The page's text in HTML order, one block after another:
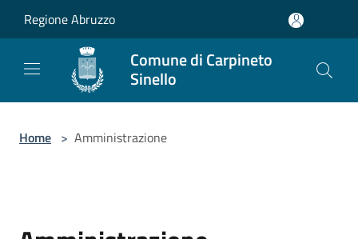
Regione Abruzzo
Comune di Carpineto
Sinello
Home > Amministrazione